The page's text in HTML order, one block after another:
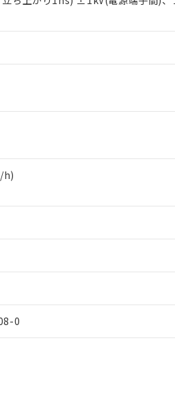
h)
0
過去に遡って非含有を証明するも
応では、対応完了までの期間は出
した。
とから、特段のことがない限り、